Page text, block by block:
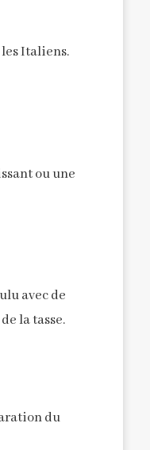
Italiens.
ou une
avec de
la tasse.
du